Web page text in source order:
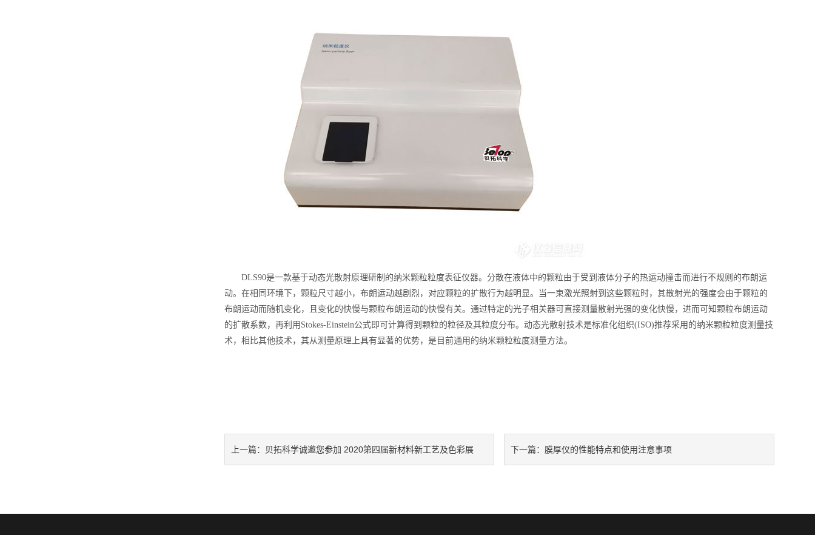
DLS90是一款基于动态光散射原理研制的纳米颗粒粒度表征仪器。分散在液体中的颗粒由于受到液体分子的热运动撞击而进行不规则的布朗运
动。在相同环境下，颗粒尺寸越小，布朗运动越剧烈，对应颗粒的扩散行为越明显。当一束激光照射到这些颗粒时，其散射光的强度会由于颗粒的
布朗运动而随机变化，且变化的快慢与颗粒布朗运动的快慢有关。通过特定的光子相关器可直接测量散射光强的变化快慢，进而可知颗粒布朗运动
的扩散系数，再利用Stokes-Einstein公式即可计算得到颗粒的粒径及其粒度分布。动态光散射技术是标准化组织(ISO)推荐采用的纳米颗粒粒度测量技
术，相比其他技术，其从测量原理上具有显著的优势，是目前通用的纳米颗粒粒度测量方法。
上一篇： 贝拓科学诚邀您参加 2020第四届新材料新工艺及色彩展 下一篇： 膜厚仪的性能特点和使用注意事项